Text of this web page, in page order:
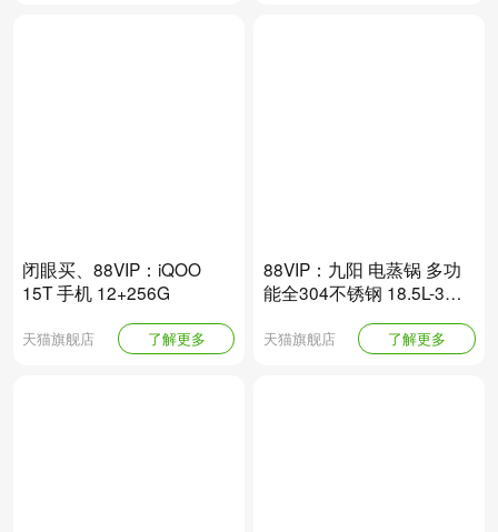
闭眼买、88VIP：iQOO
15T 手机 12+256G
天猫旗舰店 了解更多
88VIP：九阳 电蒸锅 多功
能全304不锈钢 18.5L-3层
天猫旗舰店 了解更多